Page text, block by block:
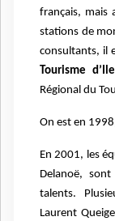
français, mais
stations de
consultants, il
Tourisme
Régional du
On est en
En 2001, les
Delanoë,
talents.
Laurent